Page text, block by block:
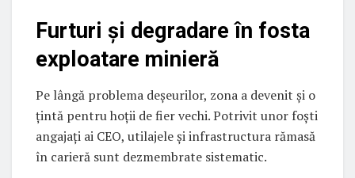
Furturi și degradare în fosta
exploatare minieră
Pe lângă problema deșeurilor, zona a devenit și o
țintă pentru hoții de fier vechi. Potrivit unor foști
angajați ai CEO, utilajele și infrastructura rămasă
în carieră sunt dezmembrate sistematic.